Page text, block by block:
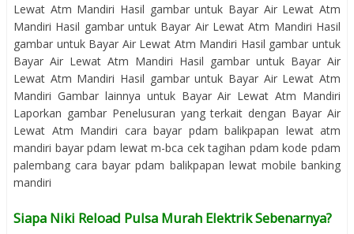
Lewat Atm Mandiri Hasil gambar untuk Bayar Air Lewat Atm
Mandiri Hasil gambar untuk Bayar Air Lewat Atm Mandiri Hasil
gambar untuk Bayar Air Lewat Atm Mandiri Hasil gambar untuk
Bayar Air Lewat Atm Mandiri Hasil gambar untuk Bayar Air
Lewat Atm Mandiri Hasil gambar untuk Bayar Air Lewat Atm
Mandiri Gambar lainnya untuk Bayar Air Lewat Atm Mandiri
Laporkan gambar Penelusuran yang terkait dengan Bayar Air
Lewat Atm Mandiri cara bayar pdam balikpapan lewat atm
mandiri bayar pdam lewat m-bca cek tagihan pdam kode pdam
palembang cara bayar pdam balikpapan lewat mobile banking
mandiri
Siapa Niki Reload Pulsa Murah Elektrik Sebenarnya?